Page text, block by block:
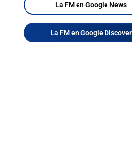
La FM en Google News
La FM en Google Discover